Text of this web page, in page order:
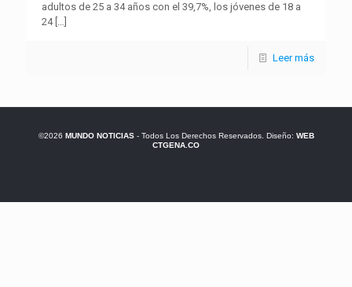
adultos de 25 a 34 años con el 39,7%, los jóvenes de 18 a
24[…]
Leer más
©2026 MUNDO NOTICIAS- Todos Los Derechos Reservados. Diseño: WEB
CTGENA.CO